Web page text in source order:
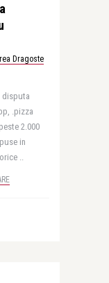
Dragoste
disputa
.pizza
2.000
in
..